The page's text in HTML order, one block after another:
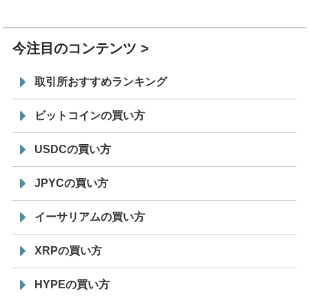
今注目のコンテンツ
取引所おすすめランキング
ビットコインの買い方
USDCの買い方
JPYCの買い方
イーサリアムの買い方
XRPの買い方
HYPEの買い方